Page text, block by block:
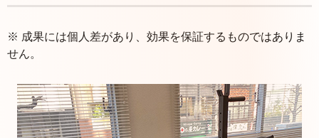
※ 成果には個人差があり、効果を保証するものではありま
せん。